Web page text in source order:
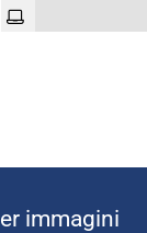
immagini